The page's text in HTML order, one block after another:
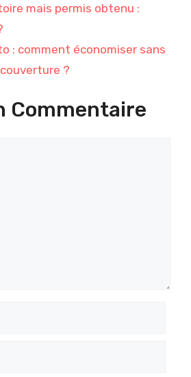
mais permis obtenu :
: comment économiser sans
?
Commentaire